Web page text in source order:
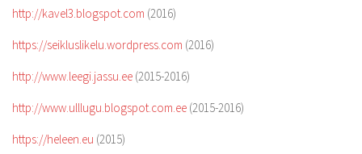
http://kavel3.blogspot.com (2016)
https://seikluslikelu.wordpress.com (2016)
http://www.leegi.jassu.ee (2015-2016)
http://www.ulllugu.blogspot.com.ee (2015-2016)
https://heleen.eu (2015)